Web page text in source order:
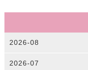
2026-08
2026-07